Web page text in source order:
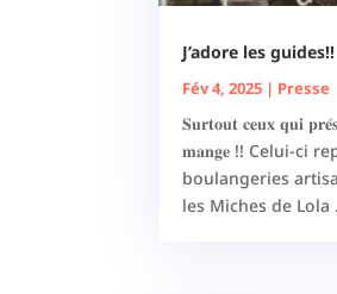
J’adore les guides!!
Fév 4, 2025 | Presse
𝐒𝐮𝐫𝐭𝐨𝐮𝐭 𝐜𝐞𝐮𝐱 𝐪𝐮𝐢
𝐦𝐚𝐧𝐠𝐞 !! Celui-ci
boulangeries
les Miches de Lola